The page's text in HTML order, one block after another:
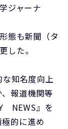
ジャーナ
態も新聞（タ
した。
知名度向上
報道機関等
NEWS』を
的に進め